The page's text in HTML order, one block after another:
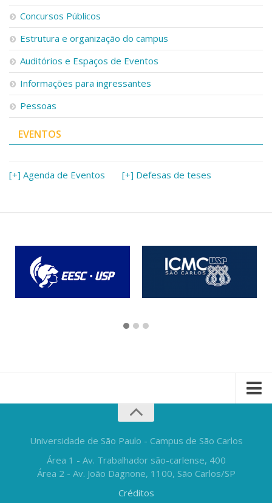
Concursos Públicos
Estrutura e organização do campus
Auditórios e Espaços de Eventos
Informações para ingressantes
Pessoas
EVENTOS
[+] Agenda de Eventos [+] Defesas de teses
Universidade de São Paulo - Campus de São Carlos
Área 1 - Av. Trabalhador são-carlense, 400
Área 2 - Av. João Dagnone, 1100, São Carlos/SP
Créditos